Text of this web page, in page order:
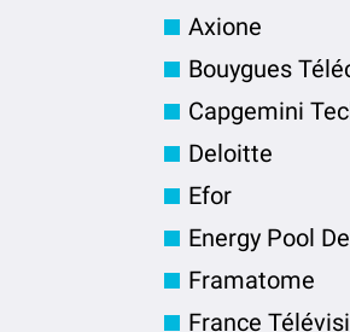
Axione
Bouygues
Capgemini
Deloitte
Efor
Energy Pool
Framatome
France